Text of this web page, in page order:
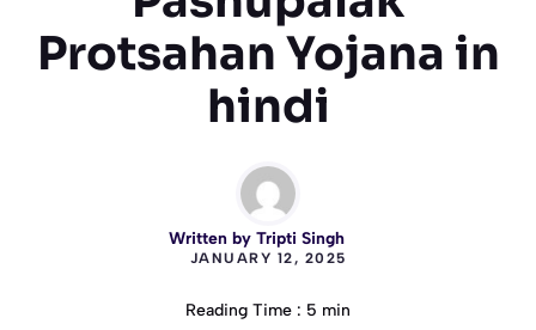
Protsahan Yojana in
hindi
Written by Tripti Singh
JANUARY 12, 2025
Reading Time : 5 min